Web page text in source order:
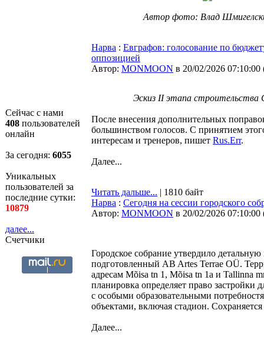
Сейчас с нами
408 пользователей
онлайн
За сегодня: 6055
Уникальных
пользователей за
последние сутки:
10879
далее...
Счетчики
Автор фото: Влад
Нарва : Евграфов: голосование по
оппозицией
Автор: MONMOON в 20/02/2026 07:10:00
Эскиз II этапа строительства
После внесения дополнительных
большинством голосов. С принятием
интересам и тренеров, пишет Rus.Err.
Далее...
Читать дальше... | 1810 байт
Нарва : Сегодня на сессии городского
Автор: MONMOON в 20/02/2026 07:10:00
Городское собрание утвердило
подготовленный AB Artes Terrae OÜ.
адресам Mõisa tn 1, Mõisa tn 1a и Tallinna
планировка определяет право застройки
с особыми образовательными
объектами, включая стадион.
Далее...